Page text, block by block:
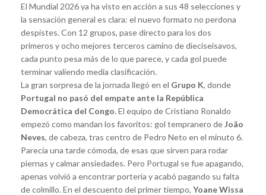
El Mundial 2026 ya ha visto en acción a sus 48 selecciones y
la sensación general es clara: el nuevo formato no perdona
despistes. Con 12 grupos, pase directo para los dos
primeros y ocho mejores terceros camino de dieciseisavos,
cada punto pesa más de lo que parece, y cada gol puede
terminar valiendo media clasificación.
La gran sorpresa de la jornada llegó en el Grupo K, donde
Portugal no pasó del empate ante la República
Democrática del Congo. El equipo de Cristiano Ronaldo
empezó como mandan los favoritos: gol tempranero deJoão
Neves, de cabeza, tras centro de Pedro Neto en el minuto 6.
Parecía una tarde cómoda, de esas que sirven para rodar
piernas y calmar ansiedades. Pero Portugal se fue apagando,
apenas volvió a encontrar portería y acabó pagando su falta
de colmillo. En el descuento del primer tiempo, Yoane Wissa